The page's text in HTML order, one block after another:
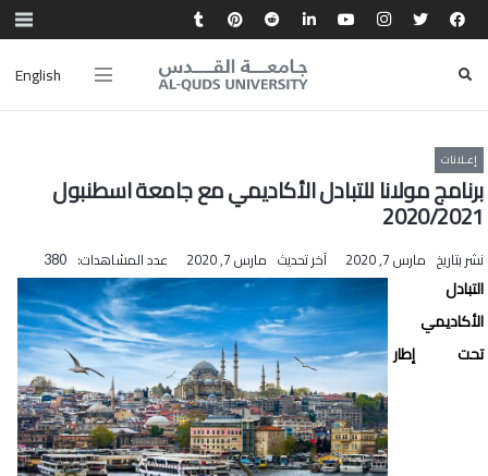
English
إعـلانات
برنامج مولانا للتبادل الأكاديمي مع جامعة اسطنبول
2020/2021
نشر بتاريخ مارس 7, 2020 آخر تحديث مارس 7, 2020 عدد المشاهدات: 380
التبادل
الأكاديمي
تحت إطار